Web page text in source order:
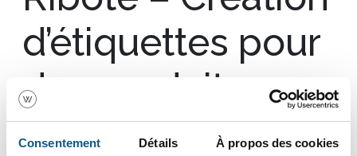
Consentement Détails À propos des cookies
d’étiquettes pour
des produits
fermiers locaux